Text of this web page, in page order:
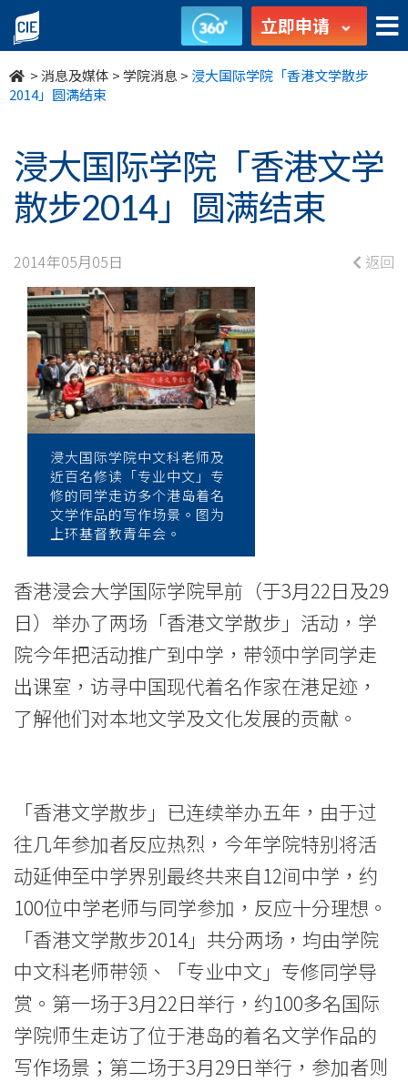
浸
大
国
学
院
「香
港
文
学
散
2014」
满
结
束
学
消
息
国
际
学
院
立即申请
>消息及媒体 >学院消息 > 浸大国际学院「香港文学散步
2014」圆满结束
浸大国际学院「香港文学
散步2014」圆满结束
2014年05月05日 返回
浸大国际学院中文科老师及
近百名修读「专业中文」专
修的同学走访多个港岛着名
文学作品的写作场景。图为
上环基督教青年会。
香港浸会大学国际学院早前（于3月22日及29
日）举办了两场「香港文学散步」活动，学
院今年把活动推广到中学，带领中学同学走
出课室，访寻中国现代着名作家在港足迹，
了解他们对本地文学及文化发展的贡献。
「香港文学散步」已连续举办五年，由于过
往几年参加者反应热烈，今年学院特别将活
动延伸至中学界别最终共来自12间中学，约
100位中学老师与同学参加，反应十分理想。
「香港文学散步2014」共分两场，均由学院
中文科老师带领、「专业中文」专修同学导
赏。第一场于3月22日举行，约100多名国际
学院师生走访了位于港岛的着名文学作品的
写作场景；第二场于3月29日举行，参加者则